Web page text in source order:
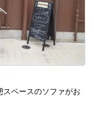
スペースのソファがお